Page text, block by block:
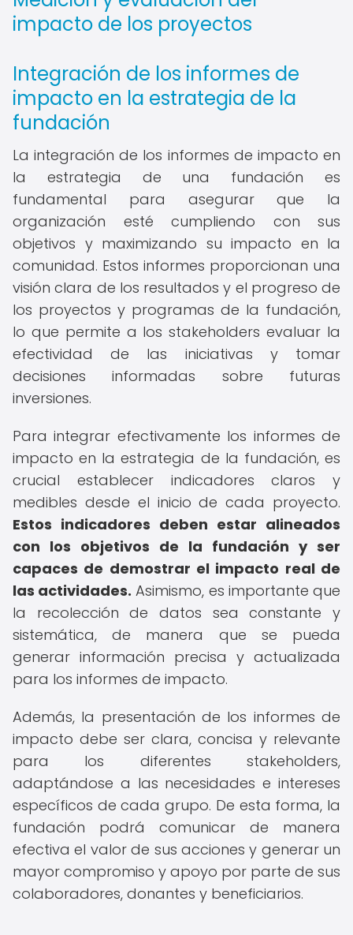
impacto de los proyectos
Integración de los informes de
impacto en la estrategia de la
fundación
La integración de los informes de impacto en
la estrategia de una fundación es
fundamental para asegurar que la
organización esté cumpliendo con sus
objetivos y maximizando su impacto en la
comunidad. Estos informes proporcionan una
visión clara de los resultados y el progreso de
los proyectos y programas de la fundación,
lo que permite a los stakeholders evaluar la
efectividad de las iniciativas y tomar
decisiones informadas sobre futuras
inversiones.
Para integrar efectivamente los informes de
impacto en la estrategia de la fundación, es
crucial establecer indicadores claros y
medibles desde el inicio de cada proyecto.
Estos indicadores deben estar alineados
con los objetivos de la fundación y ser
capaces de demostrar el impacto real de
las actividades. Asimismo, es importante que
la recolección de datos sea constante y
sistemática, de manera que se pueda
generar información precisa y actualizada
para los informes de impacto.
Además, la presentación de los informes de
impacto debe ser clara, concisa y relevante
para los diferentes stakeholders,
adaptándose a las necesidades e intereses
específicos de cada grupo. De esta forma, la
fundación podrá comunicar de manera
efectiva el valor de sus acciones y generar un
mayor compromiso y apoyo por parte de sus
colaboradores, donantes y beneficiarios.